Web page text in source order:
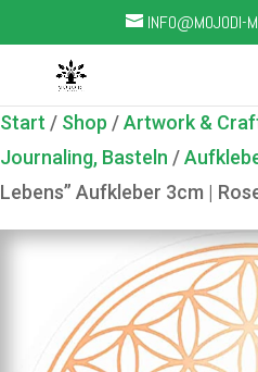
INFO@MOJODI-
Start / Shop /Artwork &
Journaling, Basteln /
Lebens” Aufkleber 3cm |